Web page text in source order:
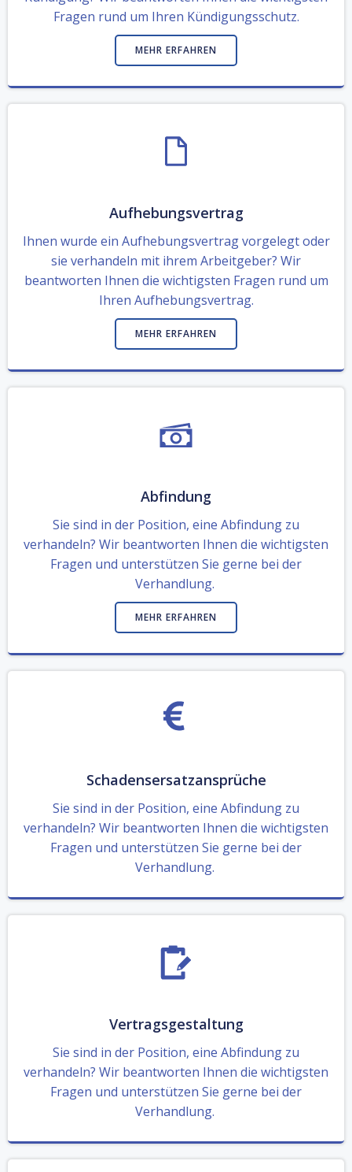
Fragen rund um Ihren Kündigungsschutz.
MEHR ERFAHREN
Aufhebungsvertrag
Ihnen wurde ein Aufhebungsvertrag vorgelegt oder
sie verhandeln mit ihrem Arbeitgeber? Wir
beantworten Ihnen die wichtigsten Fragen rund um
Ihren Aufhebungsvertrag.
MEHR ERFAHREN
Abfindung
Sie sind in der Position, eine Abfindung zu
verhandeln? Wir beantworten Ihnen die wichtigsten
Fragen und unterstützen Sie gerne bei der
Verhandlung.
MEHR ERFAHREN
Schadensersatzansprüche
Sie sind in der Position, eine Abfindung zu
verhandeln? Wir beantworten Ihnen die wichtigsten
Fragen und unterstützen Sie gerne bei der
Verhandlung.
Vertragsgestaltung
Sie sind in der Position, eine Abfindung zu
verhandeln? Wir beantworten Ihnen die wichtigsten
Fragen und unterstützen Sie gerne bei der
Verhandlung.